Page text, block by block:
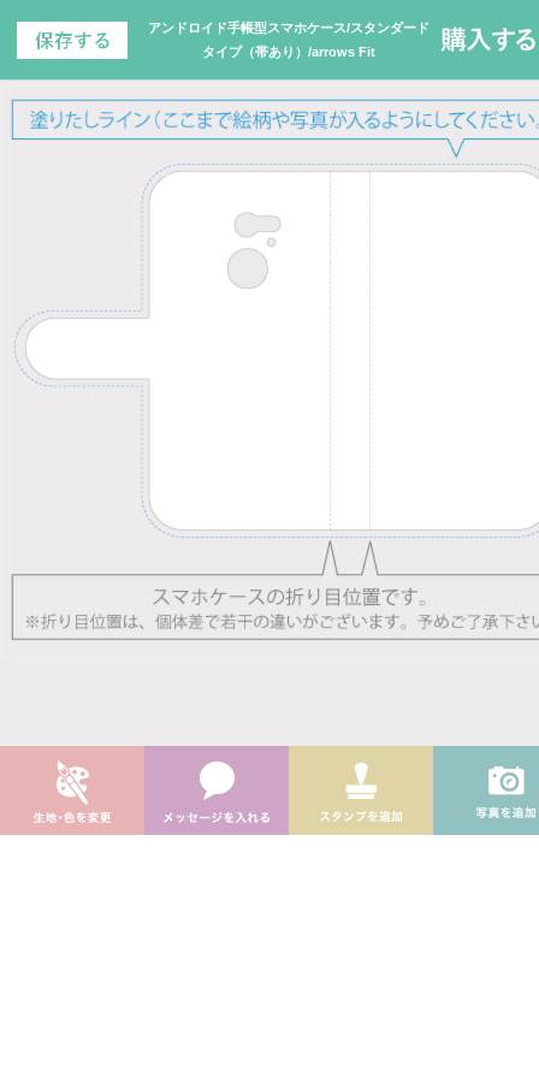
アンドロイド手帳型スマホケース/スタンダード
タイプ（帯あり）/arrows Fit